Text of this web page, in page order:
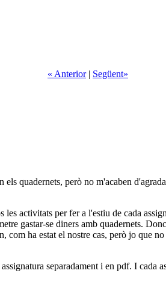
« Anterior| Següent»
quadernets, però no m'acaben
activitats per fer a l'estiu de cada
gastar-se diners amb quadernets.
ha estat el nostre cas, però jo que
separadament i en pdf. I